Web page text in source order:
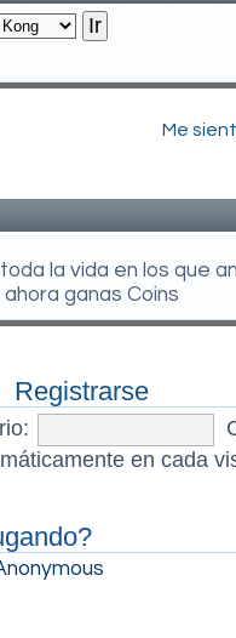
Me
la vida en los que
ganas Coins
Registrarse
en cada